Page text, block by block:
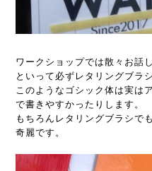
ワークショップでは散々お話
といって必ずレタリングブラ
このようなゴシック体は実は
で書きやすかったりします。
もちろんレタリングブラシで
奇麗です。